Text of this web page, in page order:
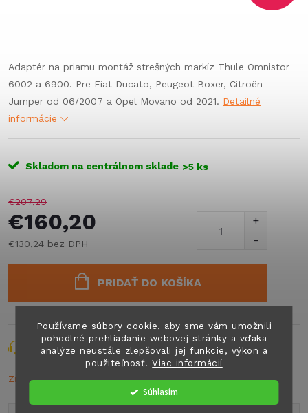
Používame súbory cookie, aby sme vám umožnili
pohodlné prehliadanie webovej stránky a vďaka
analýze neustále zlepšovali jej funkcie, výkon a
použiteľnosť.Viac informácií
Súhlasím
Adaptér na priamu montáž strešných markíz Thule Omnistor
6002 a 6900. Pre Fiat Ducato, Peugeot Boxer, Citroën
Jumper od 06/2007 a Opel Movano od 2021. Detailné
informácie
Skladom na centrálnom sklade >5 ks
€207,29
€160,20
€130,24 bez DPH
PRIDAŤ DO KOŠÍKA
Opýtať sa Strážiť Zdieľať
Značka:THULE